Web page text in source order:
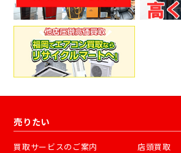
売りたい
買取サービスのご案内
店頭買取